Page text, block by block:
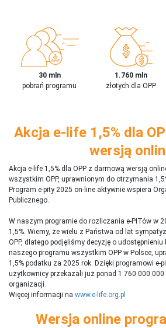
30 mln
pobrań programu
1.760 mln
złotych dla OPP
Akcja e-life 1,5% dla
wersją
Akcja e-life 1,5% dla OPP z darmową wersją
wszystkim OPP, uprawnionym do otrzymania
Program e-pity 2025 on-line aktywnie wspiera
Publicznego.
W naszym programie do rozliczania e-PITów w
1,5%. Wiemy, że wielu z Państwa od lat
OPP, dlatego podjęliśmy decyzję o udostępnieniu
naszego programu wszystkim OPP w Polsce,
1,5% podatku za 2025 rok. Dzięki programowi e-
użytkownicy przekazali już ponad 1 760 000 000
organizacji.
Więcej informacji na www.e-life.org.pl
Wersja online